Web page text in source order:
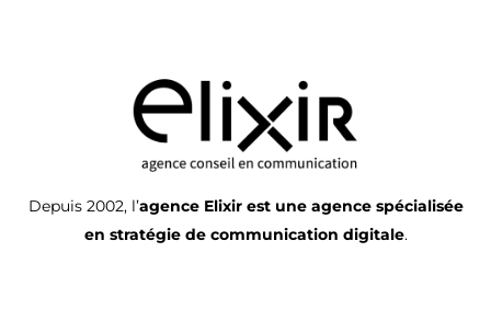
Depuis 2002, l’agence Elixir est une agence spécialisée
en stratégie de communication digitale.